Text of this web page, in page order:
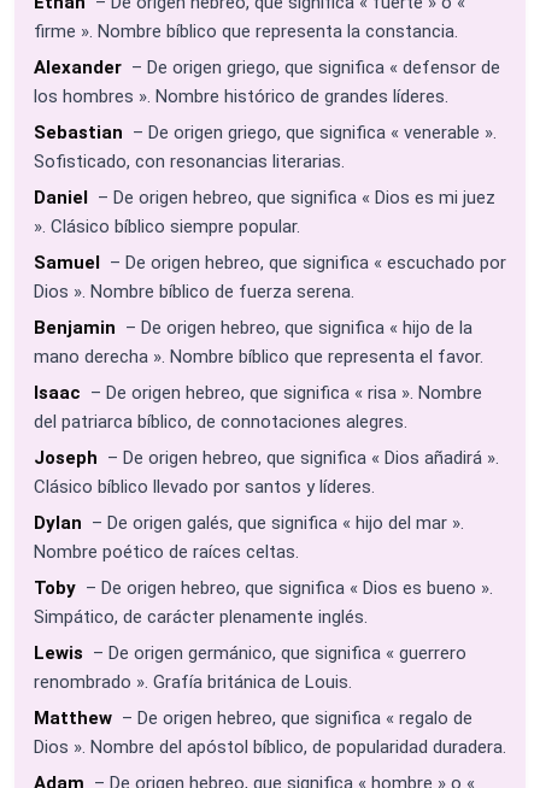
firme ». Nombre bíblico que representa la constancia.
Alexander – De origen griego, que significa « defensor de
los hombres ». Nombre histórico de grandes líderes.
Sebastian – De origen griego, que significa « venerable ».
Sofisticado, con resonancias literarias.
Daniel – De origen hebreo, que significa « Dios es mi juez
». Clásico bíblico siempre popular.
Samuel – De origen hebreo, que significa « escuchado por
Dios ». Nombre bíblico de fuerza serena.
Benjamin – De origen hebreo, que significa « hijo de la
mano derecha ». Nombre bíblico que representa el favor.
Isaac – De origen hebreo, que significa « risa ». Nombre
del patriarca bíblico, de connotaciones alegres.
Joseph – De origen hebreo, que significa « Dios añadirá ».
Clásico bíblico llevado por santos y líderes.
Dylan – De origen galés, que significa « hijo del mar ».
Nombre poético de raíces celtas.
Toby – De origen hebreo, que significa « Dios es bueno ».
Simpático, de carácter plenamente inglés.
Lewis – De origen germánico, que significa « guerrero
renombrado ». Grafía británica de Louis.
Matthew – De origen hebreo, que significa « regalo de
Dios ». Nombre del apóstol bíblico, de popularidad duradera.
Adam – De origen hebreo, que significa « hombre » o «